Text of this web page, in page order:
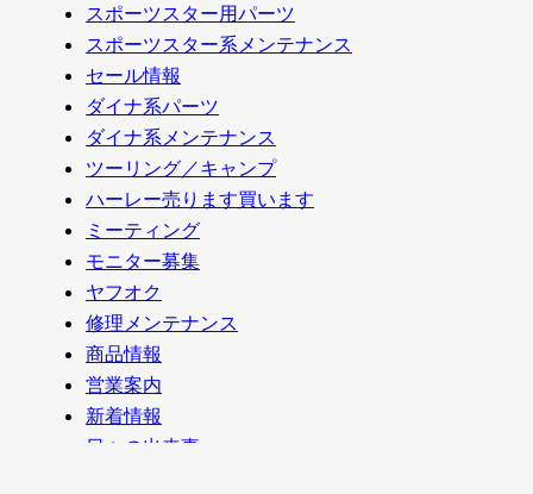
スポーツスター用パーツ
スポーツスター系メンテナンス
セール情報
ダイナ系パーツ
ダイナ系メンテナンス
ツーリング／キャンプ
ハーレー売ります買います
ミーティング
モニター募集
ヤフオク
修理メンテナンス
商品情報
営業案内
新着情報
日々の出来事